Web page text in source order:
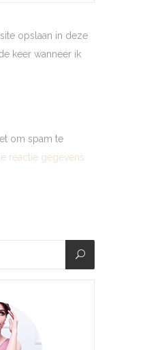
opslaan in deze
keer wanneer ik
om spam te
reactie gegevens